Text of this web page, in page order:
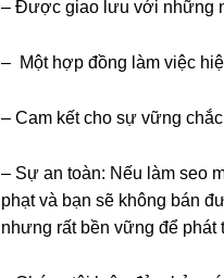
– Được giao lưu với những
– Một hợp đồng làm việc
– Cam kết cho sự vững
– Sự an toàn: Nếu làm seo
phạt và bạn sẽ không bán
nhưng rất bền vững để phát